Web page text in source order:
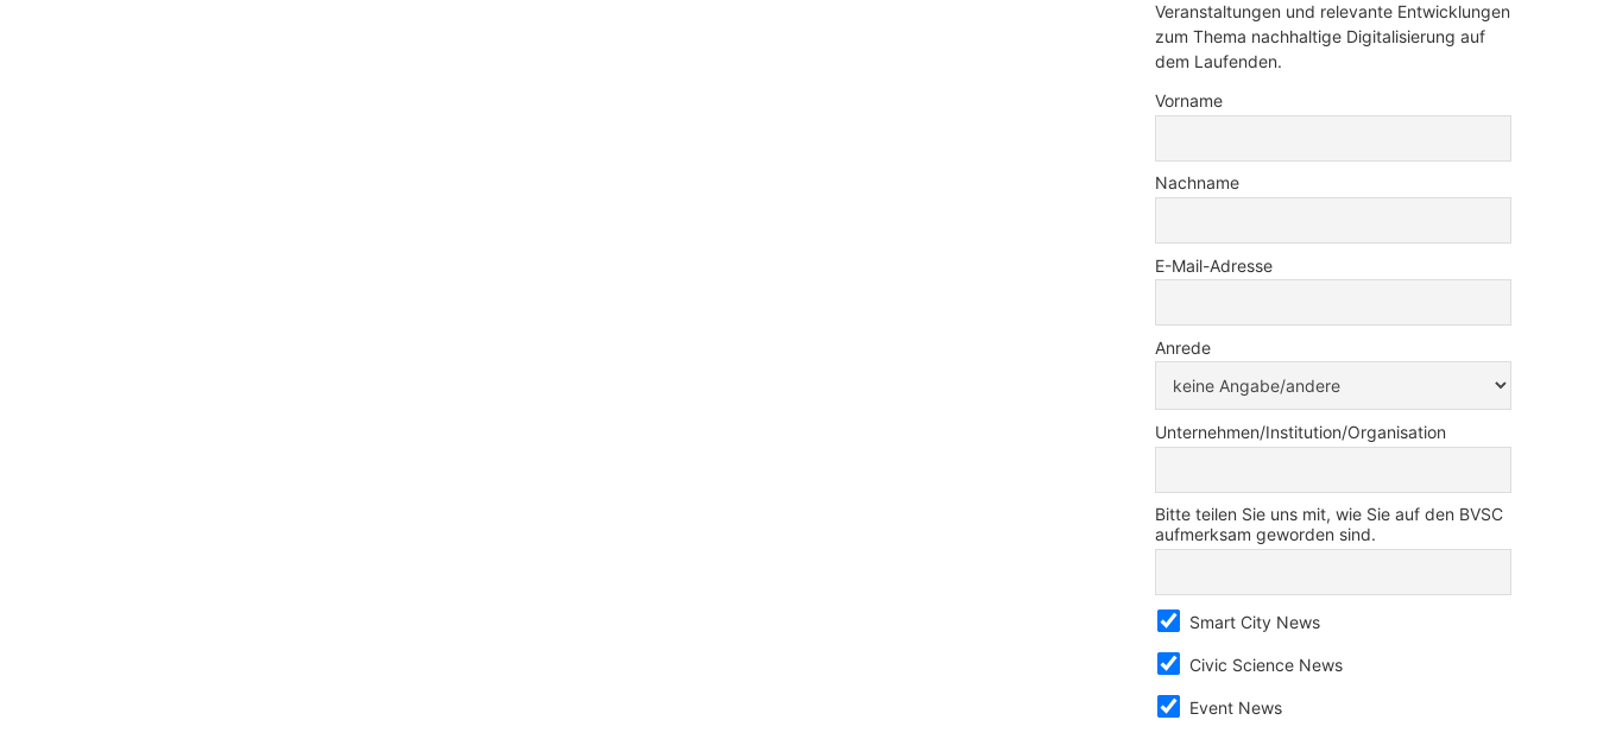
Veranstaltungen und relevante Entwicklungen
zum Thema nachhaltige Digitalisierung auf
dem Laufenden.
Vorname
Nachname
E-Mail-Adresse
Anrede
Unternehmen/Institution/Organisation
Bitte teilen Sie uns mit, wie Sie auf den BVSC
aufmerksam geworden sind.
Smart City News
Civic Science News
Event News